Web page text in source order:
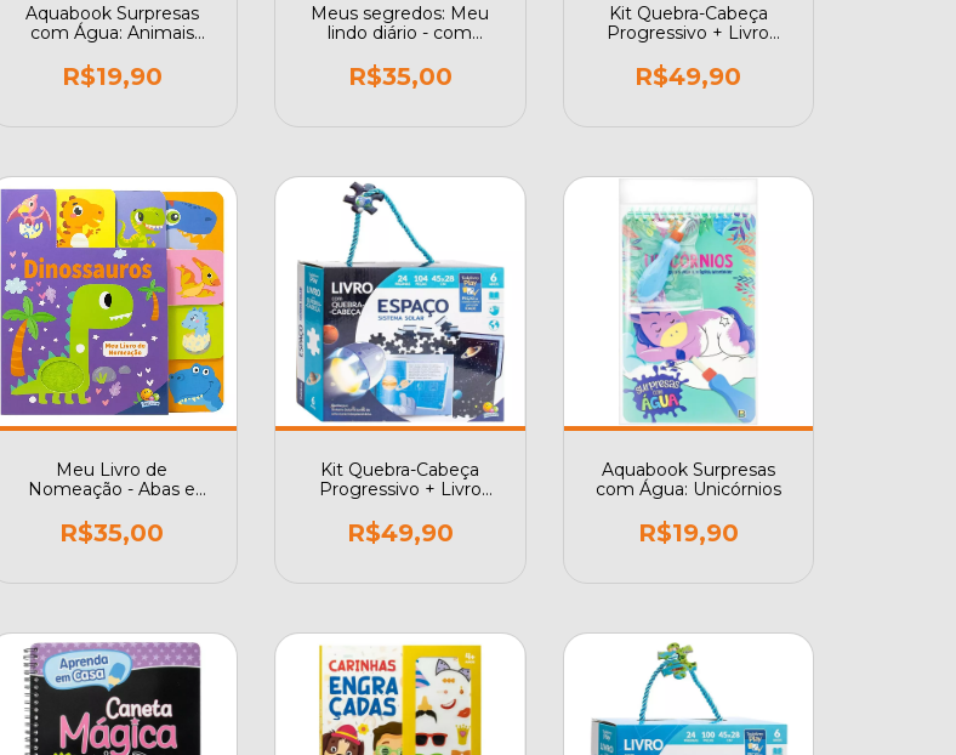
Aquabook Surpresas
com Água: Animais
R$19,90
Meus segredos: Meu
lindo diário - com
R$35,00
Kit Quebra-Cabeça
Progressivo + Livro
R$49,90
Meu Livro de
Nomeação - Abas e
R$35,00
Kit Quebra-Cabeça
Progressivo + Livro
R$49,90
Aquabook Surpresas
com Água: Unicórnios
R$19,90